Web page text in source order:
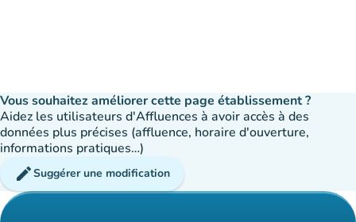
Vous souhaitez améliorer cette page établissement ?
Aidez les utilisateurs d'Affluences à avoir accès à des
données plus précises (affluence, horaire d'ouverture,
informations pratiques…)
editSuggérer une modification